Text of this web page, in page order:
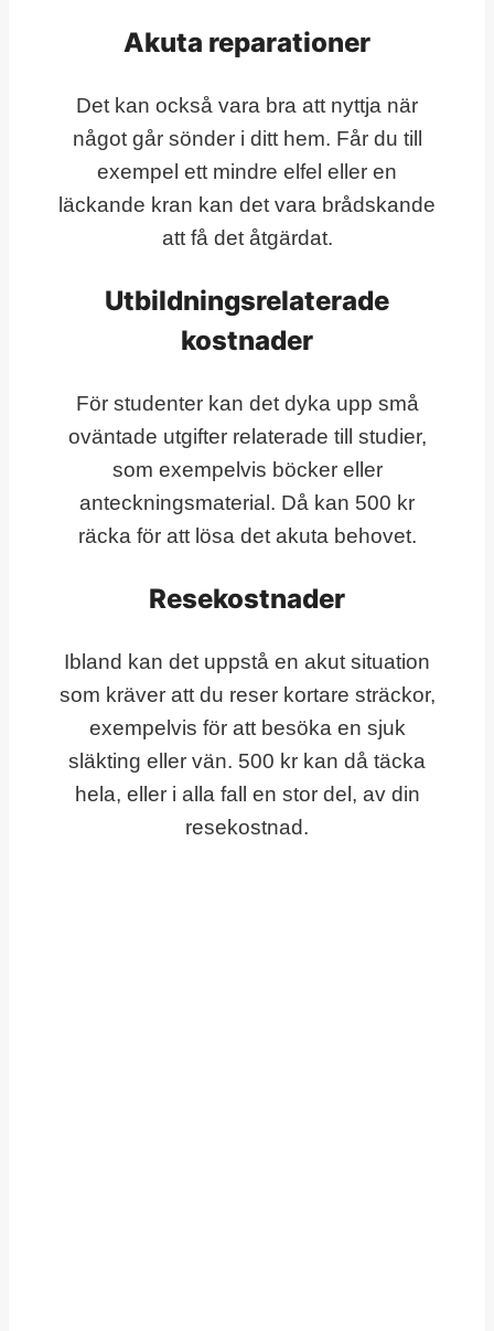
Akuta reparationer
Det kan också vara bra att nyttja när
något går sönder i ditt hem. Får du till
exempel ett mindre elfel eller en
läckande kran kan det vara brådskande
att få det åtgärdat.
Utbildningsrelaterade
kostnader
För studenter kan det dyka upp små
oväntade utgifter relaterade till studier,
som exempelvis böcker eller
anteckningsmaterial. Då kan 500 kr
räcka för att lösa det akuta behovet.
Resekostnader
Ibland kan det uppstå en akut situation
som kräver att du reser kortare sträckor,
exempelvis för att besöka en sjuk
släkting eller vän. 500 kr kan då täcka
hela, eller i alla fall en stor del, av din
resekostnad.